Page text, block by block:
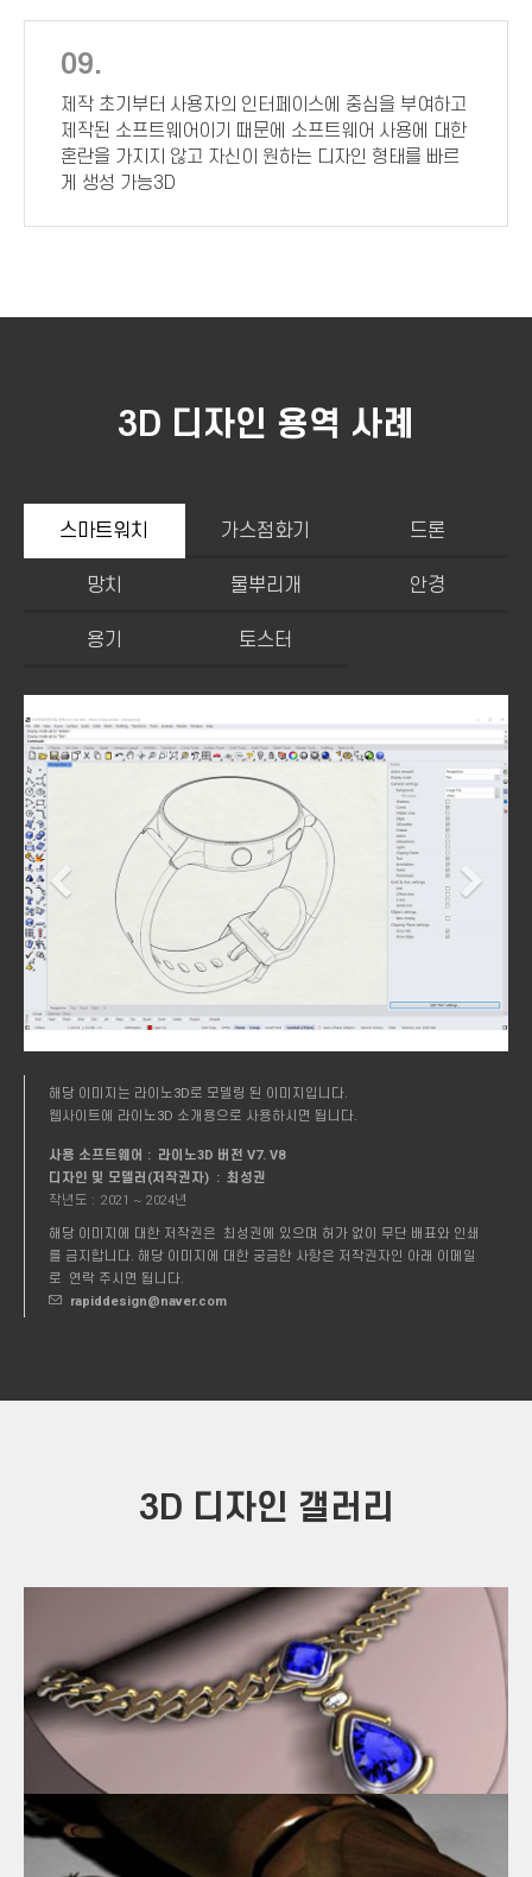
09.
제작 초기부터 사용자의 인터페이스에 중심을 부여하고
제작된 소프트웨어이기 때문에 소프트웨어 사용에 대한
혼란을 가지지 않고 자신이 원하는 디자인 형태를 빠르
게 생성 가능3D
3D 디자인 용역 사례
스마트워치 가스점화기 드론
망치 물뿌리개 안경
용기 토스터
Previous
해당 이미지는 라이노3D로 모델링 된 이미지입니다.
웹사이트에 라이노3D 소개용으로 사용하시면 됩니다.
사용 소프트웨어 : 라이노3D 버전 V7. V8
디자인 및 모델러(저작권자) : 최성권
작년도 : 2021 ~ 2024년
해당 이미지에 대한 저작권은 최성권에 있으며 허가 없이 무단 배표와 인쇄
를 금지합니다. 해당 이미지에 대한 궁금한 사항은 저작권자인 아래 이메일
로 연락 주시면 됩니다.
rapiddesign@naver.com
3D 디자인 갤러리